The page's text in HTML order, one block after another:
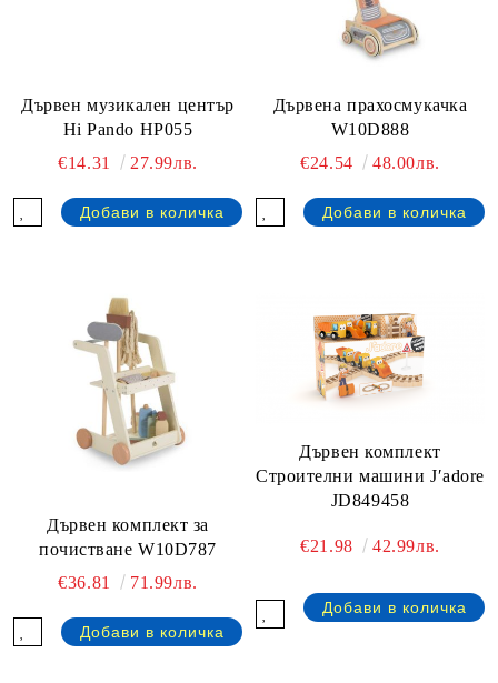
Дървен музикален център
Hi Pando HP055
€14.31
27.99лв.
Дървена прахосмукачка
W10D888
€24.54
48.00лв.
Дървен комплект за
почистване W10D787
€36.81
71.99лв.
Дървен комплект
Строителни машини J′adore
JD849458
€21.98 42.99лв.